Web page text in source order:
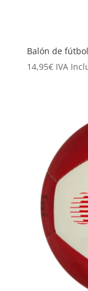
Balón de
14,95€ IVA